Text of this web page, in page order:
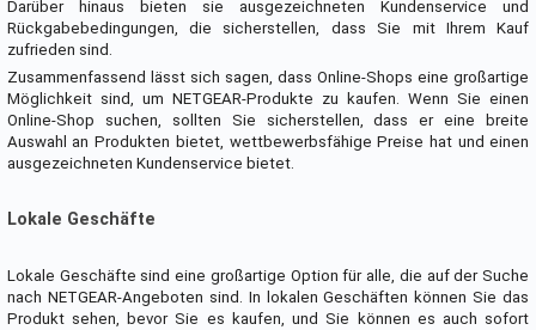
Darüber hinaus bieten sie ausgezeichneten Kundenservice und
Rückgabebedingungen, die sicherstellen, dass Sie mit Ihrem Kauf
zufrieden sind.
Zusammenfassend lässt sich sagen, dass Online-Shops eine großartige
Möglichkeit sind, um NETGEAR-Produkte zu kaufen. Wenn Sie einen
Online-Shop suchen, sollten Sie sicherstellen, dass er eine breite
Auswahl an Produkten bietet, wettbewerbsfähige Preise hat und einen
ausgezeichneten Kundenservice bietet.
Lokale Geschäfte
Lokale Geschäfte sind eine großartige Option für alle, die auf der Suche
nach NETGEAR-Angeboten sind. In lokalen Geschäften können Sie das
Produkt sehen, bevor Sie es kaufen, und Sie können es auch sofort